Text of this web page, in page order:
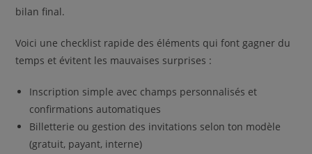
bilan final.
Voici une checklist rapide des éléments qui font gagner du
temps et évitent les mauvaises surprises :
Inscription simple avec champs personnalisés et
confirmations automatiques
Billetterie ou gestion des invitations selon ton modèle
(gratuit, payant, interne)